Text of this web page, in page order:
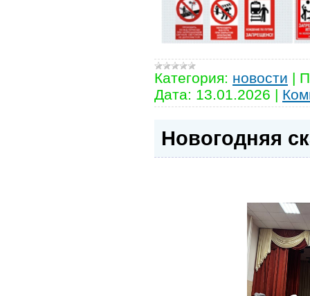
Категория: новости |
Дата: 13.01.2026 |
Новогодняя